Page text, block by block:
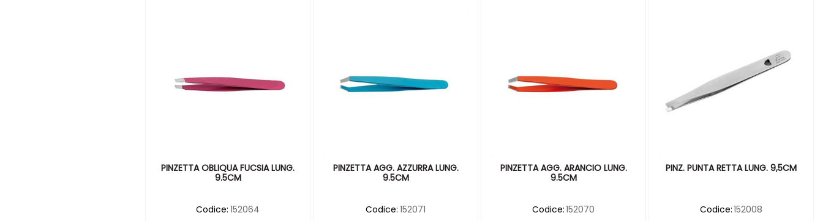
PINZETTA OBLIQUA FUCSIA LUNG.
9.5CM
Codice: 152064
PINZETTA AGG. AZZURRA LUNG.
9.5CM
Codice: 152071
PINZETTA AGG. ARANCIO LUNG.
9.5CM
Codice:152070
PINZ. PUNTA RETTA LUNG. 9,5CM
Codice:152008